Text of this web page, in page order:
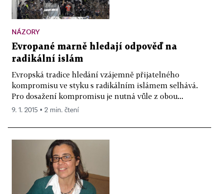
NÁZORY
Evropané marně hledají odpověď na
radikální islám
Evropská tradice hledání vzájemně přijatelného
kompromisu ve styku s radikálním islámem selhává.
Pro dosažení kompromisu je nutná vůle z obou...
9. 1. 2015 ▪ 2 min. čtení